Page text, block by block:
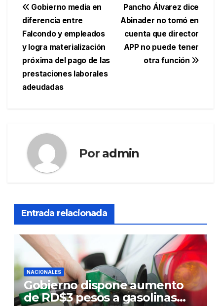
Navegación
de
entradas
Pancho Álvarez dice
Abinader no tomó en
cuenta que director
APP no puede tener
otra función
Gobierno media en
diferencia entre
Falcondo y empleados
y logra materialización
próxima del pago de las
prestaciones laborales
adeudadas
Por admin
Entrada relacionada
NACIONALES
Gobierno dispone aumento
de RD$3 pesos a gasolinas